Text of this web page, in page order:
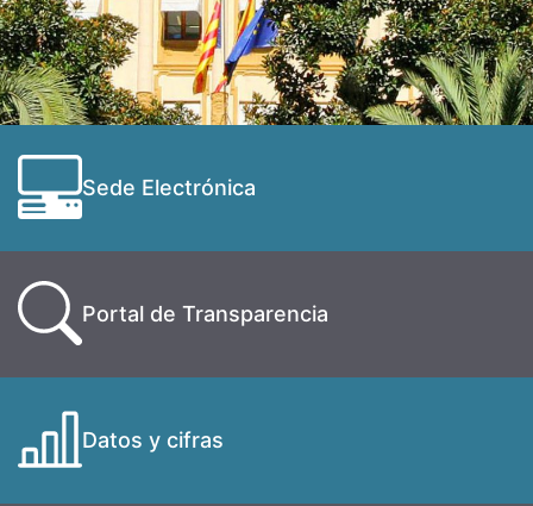
Sede Electrónica
Portal de Transparencia
Datos y cifras